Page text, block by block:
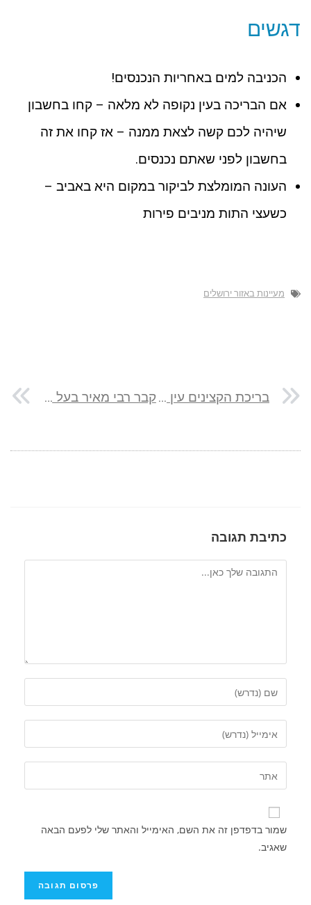
דגשים
הכניבה למים באחריות הנכנסים!
אם הבריכה בעין נקופה לא מלאה – קחו בחשבון
שיהיה לכם קשה לצאת ממנה – אז קחו את זה
בחשבון לפני שאתם נכנסים.
העונה המומלצת לביקור במקום היא באביב –
כשעצי התות מניבים פירות
מעיינות באזור ירושלים
בריכת הקצינים עין עלמין: המעיין המושלם במרכז רמת הגולן קבר רבי מאיר בעל הנס: המדריך המלא לביקור
כתיבת תגובה
שמור בדפדפן זה את השם, האימייל והאתר שלי לפעם הבאה
שאגיב.